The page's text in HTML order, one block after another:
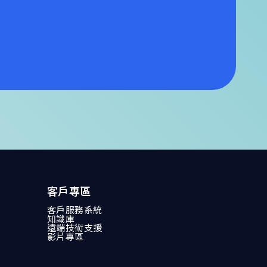
客戶專區
客戶服務系統
知識庫
遠端技術支援
影片專區